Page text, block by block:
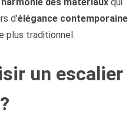
d’élégance contemporaine
plus traditionnel.
un escalier